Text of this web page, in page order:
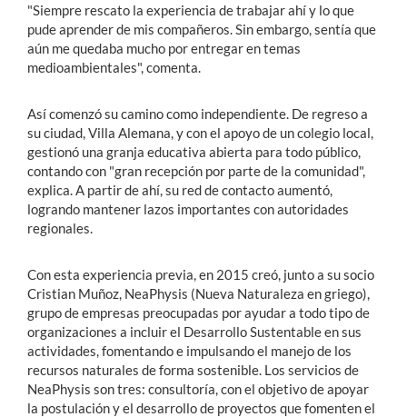
"Siempre rescato la experiencia de trabajar ahí y lo que
pude aprender de mis compañeros. Sin embargo, sentía que
aún me quedaba mucho por entregar en temas
medioambientales", comenta.
Así comenzó su camino como independiente. De regreso a
su ciudad, Villa Alemana, y con el apoyo de un colegio local,
gestionó una granja educativa abierta para todo público,
contando con "gran recepción por parte de la comunidad",
explica. A partir de ahí, su red de contacto aumentó,
logrando mantener lazos importantes con autoridades
regionales.
Con esta experiencia previa, en 2015 creó, junto a su socio
Cristian Muñoz, NeaPhysis (Nueva Naturaleza en griego),
grupo de empresas preocupadas por ayudar a todo tipo de
organizaciones a incluir el Desarrollo Sustentable en sus
actividades, fomentando e impulsando el manejo de los
recursos naturales de forma sostenible. Los servicios de
NeaPhysis son tres: consultoría, con el objetivo de apoyar
la postulación y el desarrollo de proyectos que fomenten el